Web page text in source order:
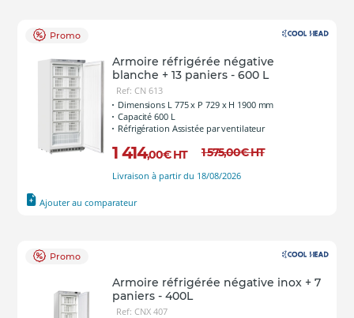
Promo
Armoire réfrigérée négative
blanche + 13 paniers - 600 L
Ref: CN 613
Dimensions L 775 x P 729 x H 1900 mm
Capacité 600 L
Réfrigération Assistée par ventilateur
1 414,00€ HT 1 575,00€HT
Livraison à partir du 18/08/2026
Ajouter au comparateur
Promo
Armoire réfrigérée négative inox + 7
paniers - 400L
Ref: CNX 407